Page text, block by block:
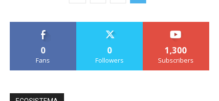
0
Fans
0
Followers
1,300
Subscribers